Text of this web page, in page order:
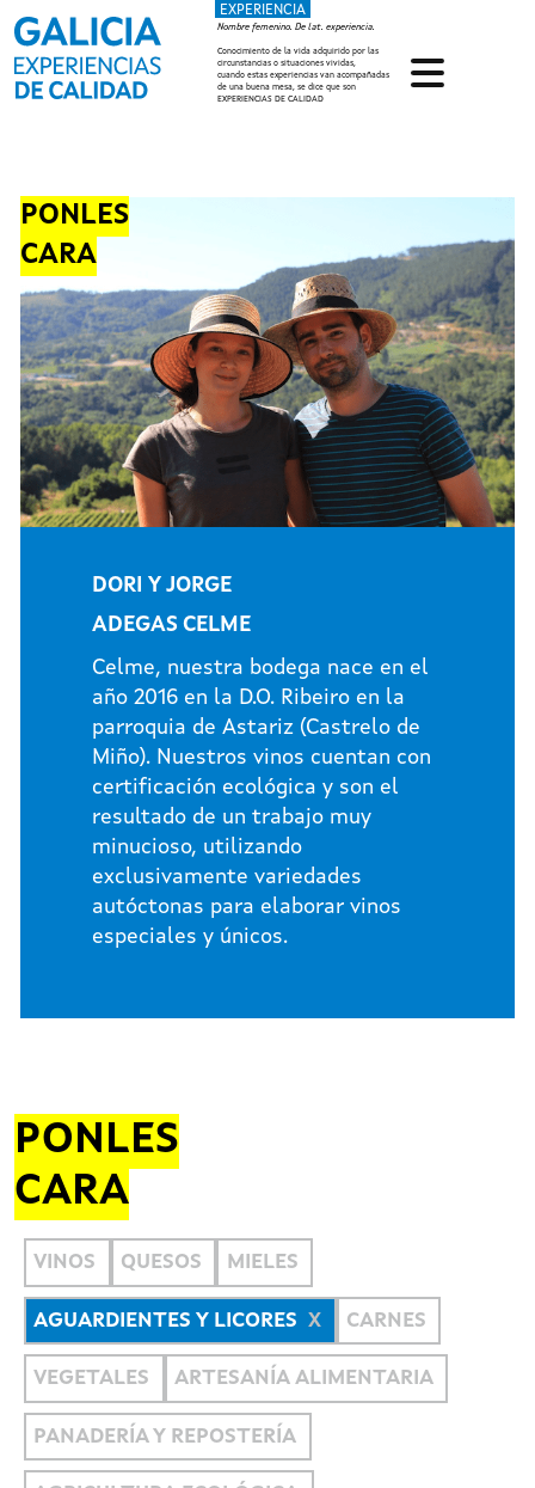
Pasar al contenido principal
EXPERIENCIA
Nombre femenino. De lat. experiencia.
Conocimiento de la vida adquirido por las
circunstancias o situaciones vividas,
cuando estas experiencias van acompañadas
de una buena mesa, se dice que son
EXPERIENCIAS DE CALIDAD
PONLES
CARA
DORI Y JORGE
ADEGAS CELME
Celme, nuestra bodega nace en el
año 2016 en la D.O. Ribeiro en la
parroquia de Astariz (Castrelo de
Miño). Nuestros vinos cuentan con
certificación ecológica y son el
resultado de un trabajo muy
minucioso, utilizando
exclusivamente variedades
autóctonas para elaborar vinos
especiales y únicos.
PONLES
CARA
VINOS QUESOS MIELES
AGUARDIENTES Y LICORES CARNES
VEGETALES ARTESANÍA ALIMENTARIA
PANADERÍA Y REPOSTERÍA